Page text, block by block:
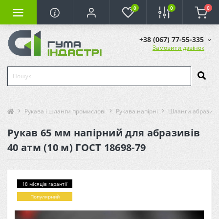
0 0 0
+38 (067) 77-55-335
Замовити дзвінок
Рукава і шланги промислові Рукава напірні Шланги
Рукав 65 мм напірний для абразивів
40 атм (10 м) ГОСТ 18698-79
18 місяців гарантії
Популярний